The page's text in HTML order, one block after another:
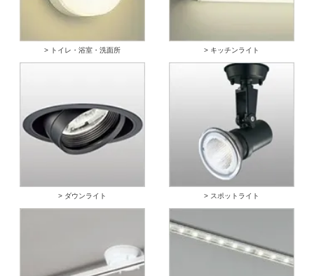
> トイレ・浴室・洗面所 > キッチンライト
> ダウンライト > スポットライト